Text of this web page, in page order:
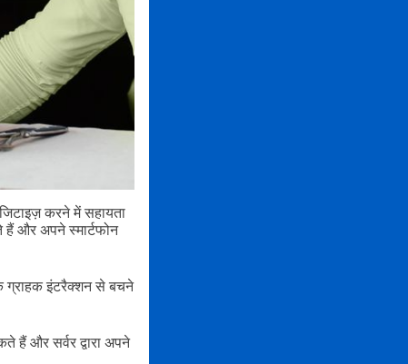
करने में सहायता
और अपने स्मार्टफोन
ग्राहक इंटरैक्शन से बचने
हैं और सर्वर द्वारा अपने